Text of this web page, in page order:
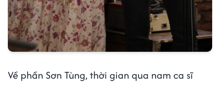
Về phần Sơn Tùng, thời gian qua nam ca sĩ